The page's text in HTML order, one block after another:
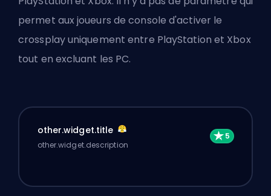
permet aux joueurs de console d'activer le
crossplay uniquement entre PlayStation et Xbox
tout en excluant les PC.
other.widget.title
other.widget.description